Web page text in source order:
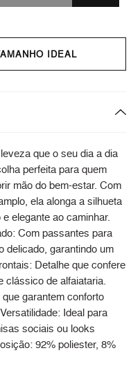
IDEAL
que o seu dia a dia
perfeita para quem
mão do bem-estar. Com
ela alonga a silhueta
elegante ao caminhar.
Com passantes para
delicado, garantindo um
Detalhe que confere
clássico de alfaiataria.
garantem conforto
Ideal para
sociais ou looks
92% poliester, 8%